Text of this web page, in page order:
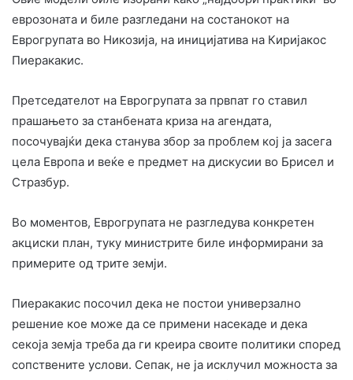
еврозоната и биле разгледани на состанокот на
Еврогрупата во Никозија, на иницијатива на Киријакос
Пиеракакис.
Претседателот на Еврогрупата за првпат го ставил
прашањето за станбената криза на агендата,
посочувајќи дека станува збор за проблем кој ја засега
цела Европа и веќе е предмет на дискусии во Брисел и
Стразбур.
Во моментов, Еврогрупата не разгледува конкретен
акциски план, туку министрите биле информирани за
примерите од трите земји.
Пиеракакис посочил дека не постои универзално
решение кое може да се примени насекаде и дека
секоја земја треба да ги креира своите политики според
сопствените услови. Сепак, не ја исклучил можноста за